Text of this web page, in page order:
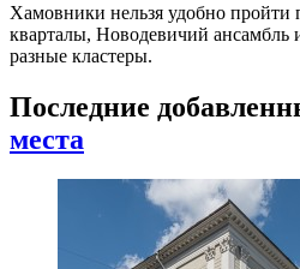
Хамовники нельзя удобно
кварталы, Новодевичий
разные кластеры.
Последние
места